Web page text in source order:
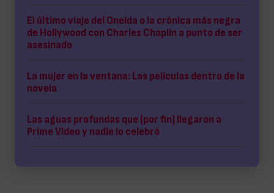
El último viaje del Oneida o la crónica más negra
de Hollywood con Charles Chaplin a punto de ser
asesinado
La mujer en la ventana: Las películas dentro de la
novela
Las aguas profundas que (por fin) llegaron a
Prime Video y nadie lo celebró